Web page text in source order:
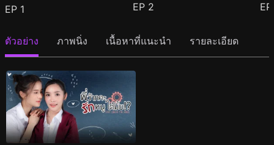
EP 1 EP 2
ตัวอย่าง ภาพนิ่ง เนื้อหาที่แนะนำ รายละเอียด